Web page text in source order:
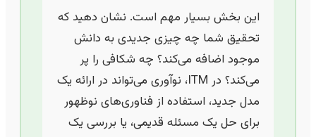
این بخش بسیار مهم است. نشان دهید که
تحقیق شما چه چیزی جدیدی به دانش
موجود اضافه می‌کند؟ چه شکافی را پر
می‌کند؟ در ITM، نوآوری می‌تواند در ارائه یک
مدل جدید، استفاده از فناوری‌های نوظهور
برای حل یک مسئله قدیمی، یا بررسی یک